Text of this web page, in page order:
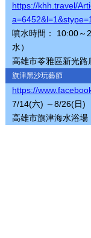
https://khh.travel/
噴水時間： 10:00～
水）
高雄市苓雅區新光路
旗津黑沙玩藝節
https://
7/14(六) ～8/26(日)
高雄市旗津海水浴場